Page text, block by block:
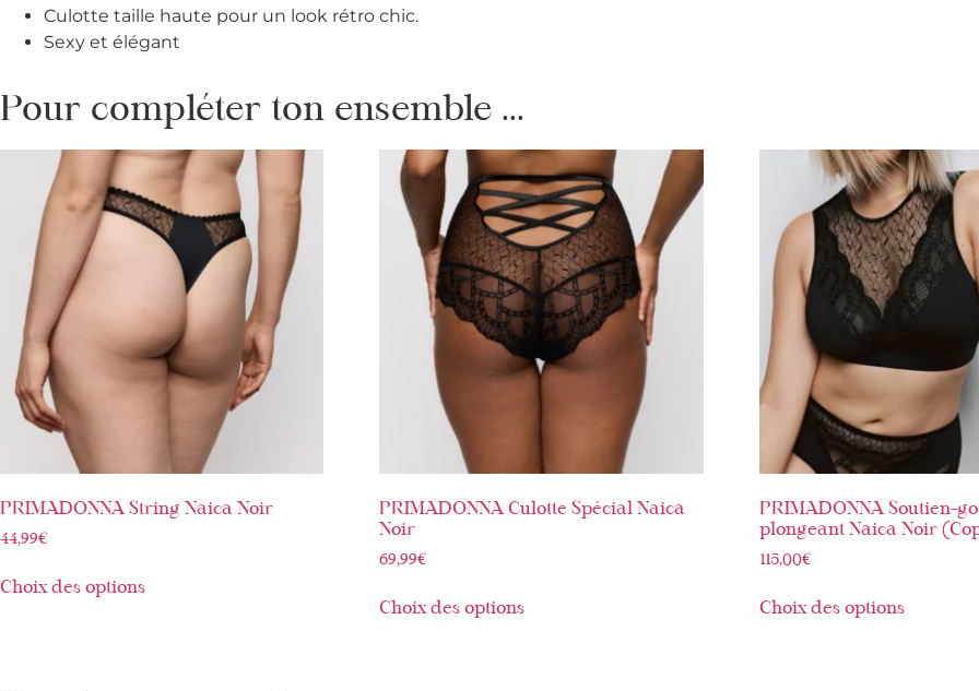
Culotte taille haute pour un look rétro chic.
Sexy et élégant
Pour compléter ton ensemble ...
PRIMADONNA String Naica Noir
44,99€
Choix des options
PRIMADONNA Culotte Spécial Naica
Noir
69,99€
Choix des options
PRIMADONNA Soutien-
plongeant Naica Noir
115,00€
Choix des options